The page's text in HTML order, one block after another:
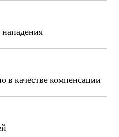
нападения
в качестве компенсации